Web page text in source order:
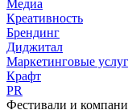
Медиа
Креативность
Брендинг
Диджитал
Маркетинговые
Крафт
PR
Фестивали и